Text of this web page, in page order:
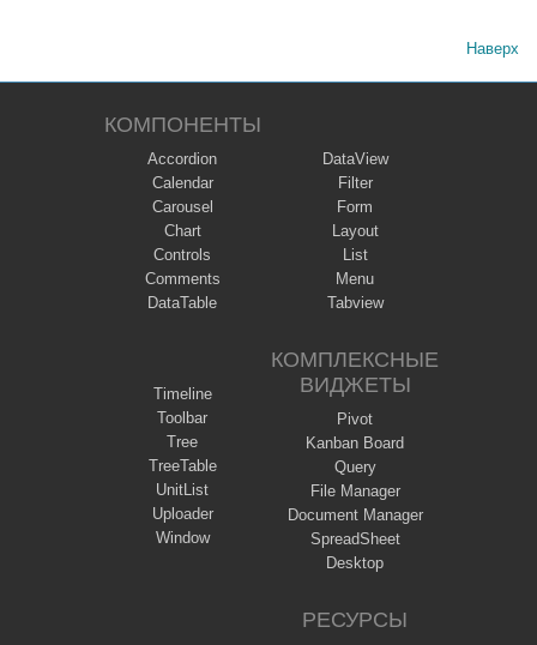
Наверх
КОМПОНЕНТЫ
Accordion
Calendar
Carousel
Chart
Controls
Comments
DataTable
DataView
Filter
Form
Layout
List
Menu
Tabview
Timeline
Toolbar
Tree
TreeTable
UnitList
Uploader
Window
КОМПЛЕКСНЫЕ
ВИДЖЕТЫ
Pivot
Kanban Board
Query
File Manager
Document Manager
SpreadSheet
Desktop
РЕСУРСЫ